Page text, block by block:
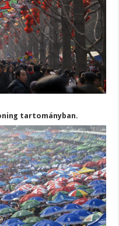
tartományban.